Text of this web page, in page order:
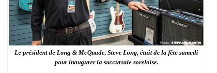
Le président de Long & McQuade, Steve Long, était de la fête samedi
pour inaugurer la succursale soreloise.